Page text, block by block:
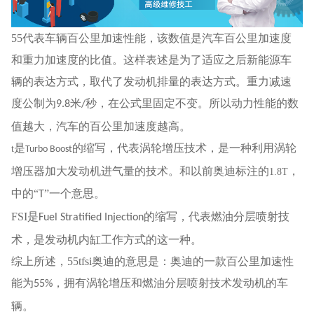
55代表车辆百公里加速性能，该数值是汽车百公里加速度
和重力加速度的比值。这样表述是为了适应之后新能源车
辆的表达方式，取代了发动机排量的表达方式。重力减速
度公制为9.8米/秒，在公式里固定不变。所以动力性能的数
值越大，汽车的百公里加速度越高。
t是Turbo Boost的缩写，代表涡轮增压技术，是一种利用涡轮
增压器加大发动机进气量的技术。和以前奥迪标注的1.8T ，
中的“T”一个意思。
FSI是Fuel Stratified Injection的缩写，代表燃油分层喷射技
术，是发动机内缸工作方式的这一种。
综上所述，55tfsi奥迪的意思是：奥迪的一款百公里加速性
能为55% ，拥有涡轮增压和燃油分层喷射技术发动机的车
辆。